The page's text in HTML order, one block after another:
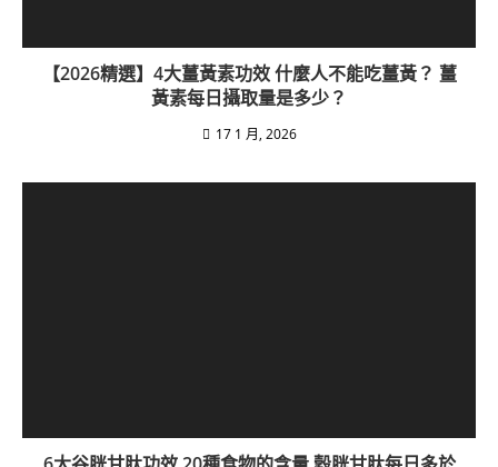
【2026精選】4大薑黃素功效 什麼人不能吃薑黃？ 薑
黃素每日攝取量是多少？
17 1 月, 2026